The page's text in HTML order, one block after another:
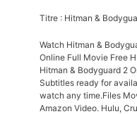
Titre : Hitman &
Watch Hitman &
Online Full Movie Free
Hitman & Bodyguard 2
Subtitles ready for
watch any time.Files
Amazon Video. Hulu,